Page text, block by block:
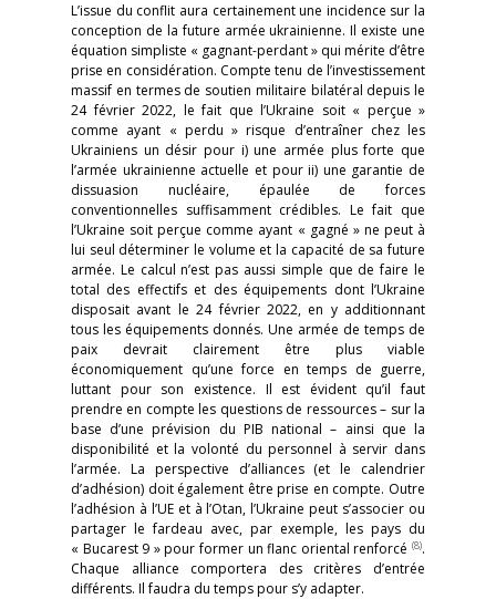
L’issue du conflit aura certainement une incidence sur la
conception de la future armée ukrainienne. Il existe une
équation simpliste « gagnant-perdant » qui mérite d’être
prise en considération. Compte tenu de l’investissement
massif en termes de soutien militaire bilatéral depuis le
24 février 2022, le fait que l’Ukraine soit « perçue »
comme ayant « perdu » risque d’entraîner chez les
Ukrainiens un désir pour i) une armée plus forte que
l’armée ukrainienne actuelle et pour ii) une garantie de
dissuasion nucléaire, épaulée de forces
conventionnelles suffisamment crédibles. Le fait que
l’Ukraine soit perçue comme ayant « gagné » ne peut à
lui seul déterminer le volume et la capacité de sa future
armée. Le calcul n’est pas aussi simple que de faire le
total des effectifs et des équipements dont l’Ukraine
disposait avant le 24 février 2022, en y additionnant
tous les équipements donnés. Une armée de temps de
paix devrait clairement être plus viable
économiquement qu’une force en temps de guerre,
luttant pour son existence. Il est évident qu’il faut
prendre en compte les questions de ressources – sur la
base d’une prévision du PIB national – ainsi que la
disponibilité et la volonté du personnel à servir dans
l’armée. La perspective d’alliances (et le calendrier
d’adhésion) doit également être prise en compte. Outre
l’adhésion à l’UE et à l’Otan, l’Ukraine peut s’associer ou
partager le fardeau avec, par exemple, les pays du
« Bucarest 9 » pour former un flanc oriental renforcé (8).
Chaque alliance comportera des critères d’entrée
différents. Il faudra du temps pour s’y adapter.